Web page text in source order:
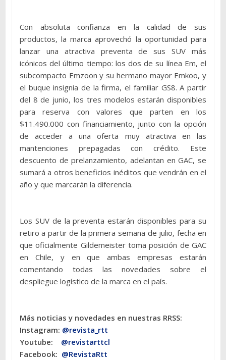
Con absoluta confianza en la calidad de sus
productos, la marca aprovechó la oportunidad para
lanzar una atractiva preventa de sus SUV más
icónicos del último tiempo: los dos de su línea Em, el
subcompacto Emzoon y su hermano mayor Emkoo, y
el buque insignia de la firma, el familiar GS8. A partir
del 8 de junio, los tres modelos estarán disponibles
para reserva con valores que parten en los
$11.490.000 con financiamiento, junto con la opción
de acceder a una oferta muy atractiva en las
mantenciones prepagadas con crédito. Este
descuento de prelanzamiento, adelantan en GAC, se
sumará a otros beneficios inéditos que vendrán en el
año y que marcarán la diferencia.
Los SUV de la preventa estarán disponibles para su
retiro a partir de la primera semana de julio, fecha en
que oficialmente Gildemeister toma posición de GAC
en Chile, y en que ambas empresas estarán
comentando todas las novedades sobre el
despliegue logístico de la marca en el país.
Más noticias y novedades en nuestras RRSS:
Instagram: @revista_rtt
Youtube: @revistarttcl
Facebook: @RevistaRtt